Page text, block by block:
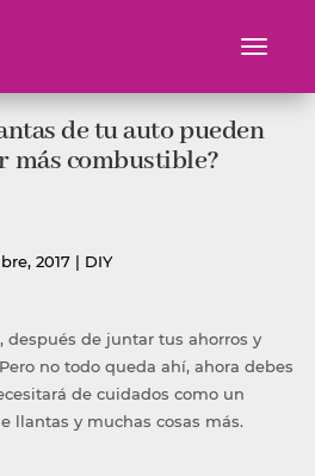
Toggle
de tu auto pueden
más combustible?
2017 | Publicada
DIY
de juntar tus ahorros y
no todo queda ahí, ahora debes
de cuidados como un
llantas y muchas cosas más.